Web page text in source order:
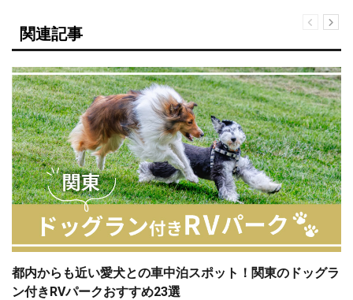
関連記事
都内からも近い愛犬との車中泊スポット！関東のドッグラ
ン付きRVパークおすすめ23選